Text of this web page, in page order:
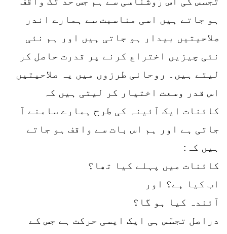
ہو جاتے ہیں اسی مناسبت سے ہمارے اندر
صلاحیتیں بیدار ہو جاتی ہیں اور ہم نئی
نئی چیزیں اختراع کرنے پر قدرت حاصل کر
لیتے ہیں۔ روحانی طرزوں میں یہ صلاحیتیں
اس قدر وسعت اختیار کر لیتی ہیں کہ
کائنات ایک آئینہ کی طرح ہمارے سامنے آ
جاتی ہے اور ہم اس بات سے واقف ہو جاتے
ہیں کہ:
کائنات میں پہلے کیا تھا؟
اب کیا ہے؟ اور
آئندہ کیا ہو گا؟
دراصل تجسّس ہی ایک ایسی حرکت ہے جس کے